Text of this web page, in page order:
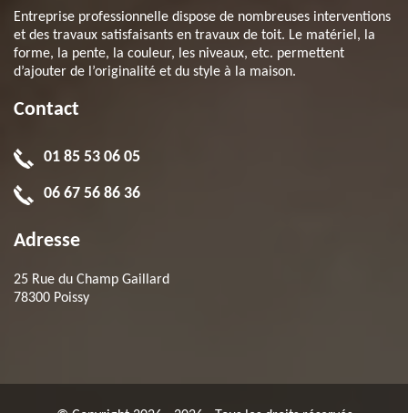
Entreprise professionnelle dispose de nombreuses interventions
et des travaux satisfaisants en travaux de toit. Le matériel, la
forme, la pente, la couleur, les niveaux, etc. permettent
d’ajouter de l’originalité et du style à la maison.
Contact
01 85 53 06 05
06 67 56 86 36
Adresse
25 Rue du Champ Gaillard
78300 Poissy